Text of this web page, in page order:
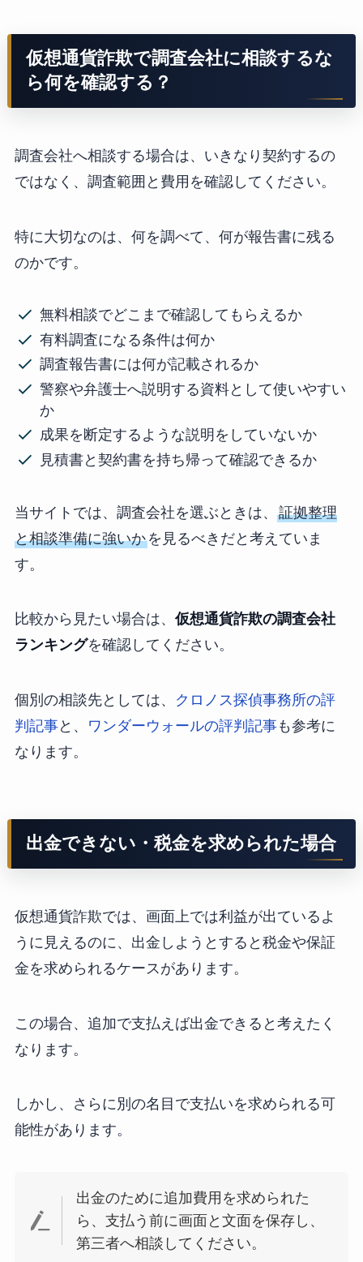
仮想通貨詐欺で調査会社に相談するな
ら何を確認する？
調査会社へ相談する場合は、いきなり契約するの
ではなく、調査範囲と費用を確認してください。
特に大切なのは、何を調べて、何が報告書に残る
のかです。
無料相談でどこまで確認してもらえるか
有料調査になる条件は何か
調査報告書には何が記載されるか
警察や弁護士へ説明する資料として使いやすい
か
成果を断定するような説明をしていないか
見積書と契約書を持ち帰って確認できるか
当サイトでは、調査会社を選ぶときは、 証拠整理
と相談準備に強いかを見るべきだと考えていま
す。
比較から見たい場合は、仮想通貨詐欺の調査会社
ランキングを確認してください。
個別の相談先としては、
クロノス探偵事務所の評
判記事と、 ワンダーウォールの評判記事も参考に
なります。
出金できない・税金を求められた場合
仮想通貨詐欺では、画面上では利益が出ているよ
うに見えるのに、出金しようとすると税金や保証
金を求められるケースがあります。
この場合、追加で支払えば出金できると考えたく
なります。
しかし、さらに別の名目で支払いを求められる可
能性があります。
出金のために追加費用を求められた
ら、支払う前に画面と文面を保存し、
第三者へ相談してください。